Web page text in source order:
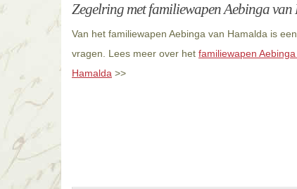
Zegelring met familiewapen Aebinga
Van het familiewapen Aebinga van Hamalda is
vragen. Lees meer over het familiewapen
Hamalda >>